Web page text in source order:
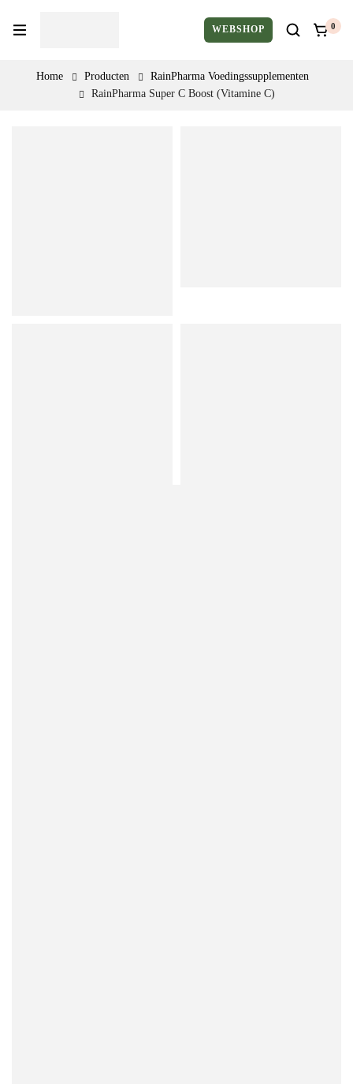
WEBSHOP 0
Home Producten
RainPharma Voedingssupplementen
RainPharma Super C Boost (Vitamine C)